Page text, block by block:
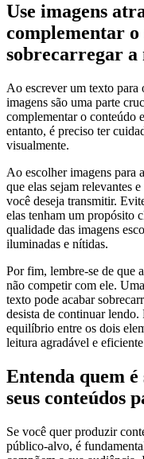
Use imagens
complementar o
sobrecarregar a
Ao escrever um texto para
imagens são uma parte
complementar o conteúdo
entanto, é preciso ter
visualmente.
Ao escolher imagens para
que elas sejam relevantes
você deseja transmitir.
elas tenham um propósito
qualidade das imagens
iluminadas e nítidas.
Por fim, lembre-se de que
não competir com ele.
texto pode acabar
desista de continuar
equilíbrio entre os dois
leitura agradável e
Entenda quem é
seus conteúdos
Se você quer produzir
público-alvo, é